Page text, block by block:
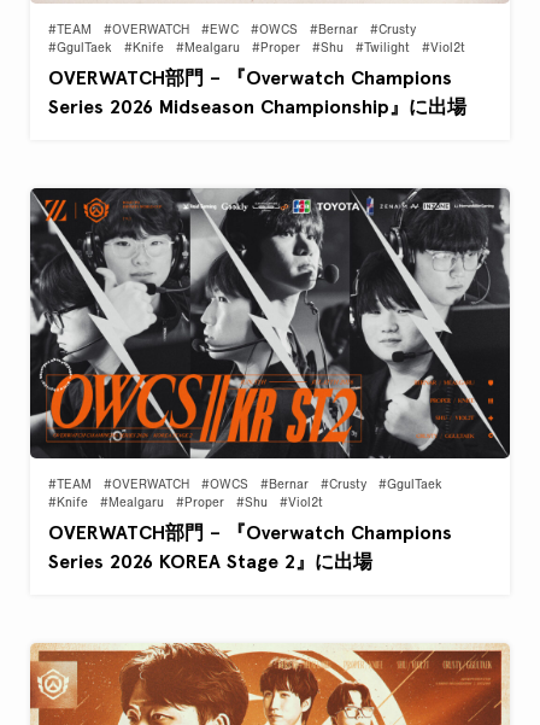
#TEAM #OVERWATCH #EWC #OWCS #Bernar
#Crusty
#GgulTaek
#Knife #Mealgaru #Proper #Shu #Twilight #Viol2t
OVERWATCH部門 – 『Overwatch Champions
Series 2026 Midseason Championship』に出場
#TEAM #OVERWATCH #OWCS #Bernar #Crusty
#GgulTaek
#Knife
#Mealgaru #Proper #Shu #Viol2t
OVERWATCH部門 – 『Overwatch Champions
Series 2026 KOREA Stage 2』に出場